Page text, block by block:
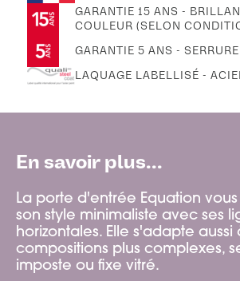
GARANTIE 15 ANS -
COULEUR (SELON
GARANTIE 5 ANS - SERRURE
LAQUAGE LABELLISÉ -
En savoir plus...
La porte d'entrée Equation
son style minimaliste avec ses
horizontales. Elle s'adapte aussi
compositions plus complexes,
imposte ou fixe vitré.